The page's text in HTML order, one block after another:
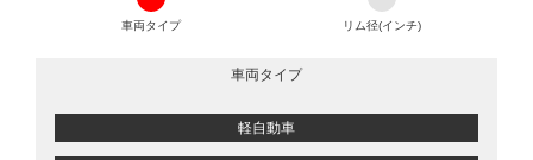
車両タイプ リム径(インチ)
車両タイプ
軽自動車